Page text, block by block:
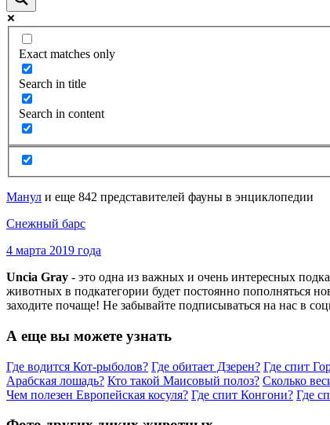
Exact matches only
Search in title
Search in content
Манул и еще 842 представителей фауны в энциклопедии
Снежный барс
4 марта 2019 года
Uncia Gray - это одна из важных и очень интересных
животных в подкатегории будет постоянно пополняться
заходите почаще! Не забывайте подписываться на нас в
А еще вы можете узнать
Где водится Кот-рыболов? Где обитает Дзерен? Где спит
Арабская лошадь? Кто такой Маисовый полоз? Сколько
Чем полезен Европейская косуля? Где спит Конгони? Где